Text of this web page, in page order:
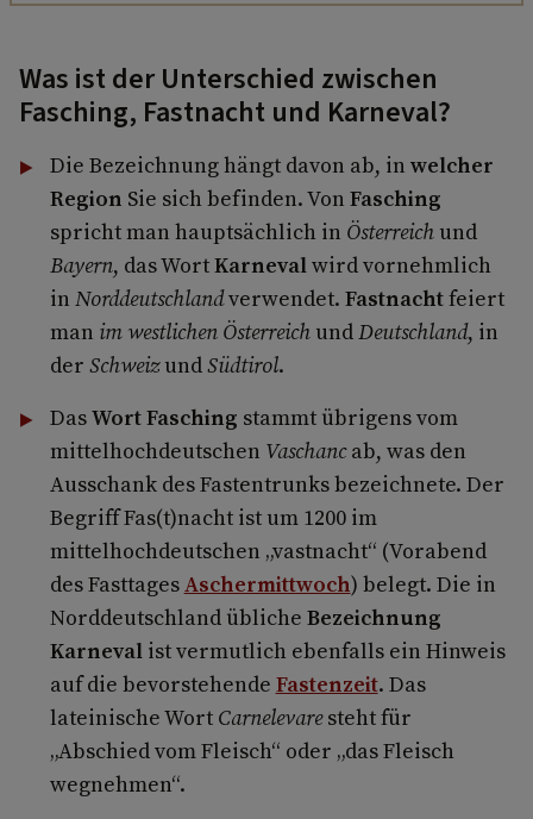
Was ist der Unterschied zwischen
Fasching, Fastnacht und Karneval?
Die Bezeichnung hängt davon ab, in welcher
Region Sie sich befinden. Von Fasching
spricht man hauptsächlich in Österreich und
Bayern, das WortKarnevalwird vornehmlich
in Norddeutschlandverwendet. Fastnachtfeiert
man im westlichen Österreich undDeutschland, in
der SchweizundSüdtirol.
DasWort Fasching stammt übrigens vom
mittelhochdeutschen Vaschancab, was den
Ausschank des Fastentrunks bezeichnete. Der
Begriff Fas(t)nacht ist um 1200 im
mittelhochdeutschen „vastnacht“ (Vorabend
des FasttagesAschermittwoch) belegt. Die in
Norddeutschland übliche Bezeichnung
Karnevalist vermutlich ebenfalls ein Hinweis
auf die bevorstehende Fastenzeit. Das
lateinische Wort Carnelevaresteht für
„Abschied vom Fleisch“ oder „das Fleisch
wegnehmen“.